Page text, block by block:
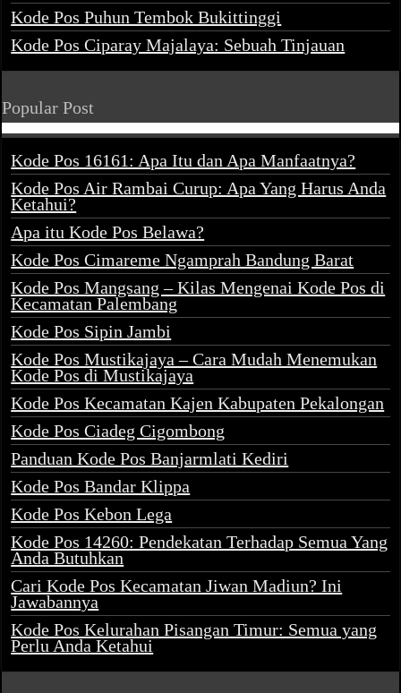
Kode Pos Puhun Tembok Bukittinggi
Kode Pos Ciparay Majalaya: Sebuah Tinjauan
Popular Post
Kode Pos 16161: Apa Itu dan Apa Manfaatnya?
Kode Pos Air Rambai Curup: Apa Yang Harus Anda
Ketahui?
Apa itu Kode Pos Belawa?
Kode Pos Cimareme Ngamprah Bandung Barat
Kode Pos Mangsang – Kilas Mengenai Kode Pos di
Kecamatan Palembang
Kode Pos Sipin Jambi
Kode Pos Mustikajaya – Cara Mudah Menemukan
Kode Pos di Mustikajaya
Kode Pos Kecamatan Kajen Kabupaten Pekalongan
Kode Pos Ciadeg Cigombong
Panduan Kode Pos Banjarmlati Kediri
Kode Pos Bandar Klippa
Kode Pos Kebon Lega
Kode Pos 14260: Pendekatan Terhadap Semua Yang
Anda Butuhkan
Cari Kode Pos Kecamatan Jiwan Madiun? Ini
Jawabannya
Kode Pos Kelurahan Pisangan Timur: Semua yang
Perlu Anda Ketahui